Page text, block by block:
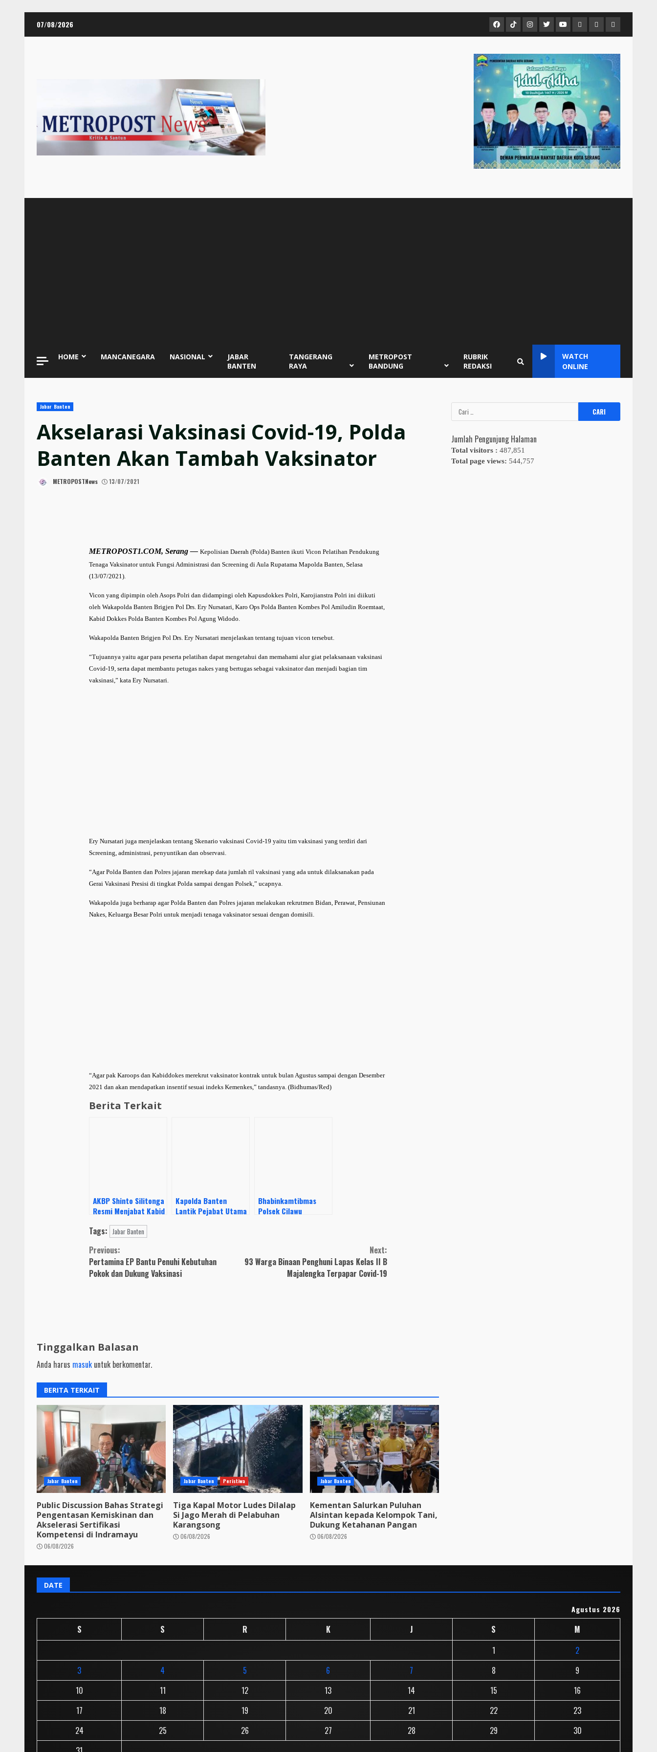
07/08/2026 FacebookTiktok
Metropostnews
Group
Instagram
TwitterYoutubeMCTVVIDEO
NEWS
MUSIC
Player
Embed
HOME MANCANEGARA NASIONAL
JABAR
BANTEN
TANGERANG
RAYA
METROPOST
BANDUNG
RUBRIK
REDAKSI
WATCH
ONLINE
Jabar Banten
Akselarasi Vaksinasi Covid-19, Polda
Banten Akan Tambah Vaksinator
METROPOSTNews 13/07/2021
METROPOST1.COM, Serang — Kepolisian Daerah (Polda) Banten ikuti Vicon Pelatihan Pendukung
Tenaga Vaksinator untuk Fungsi Administrasi dan Screening di Aula Rupatama Mapolda Banten, Selasa
(13/07/2021).
Vicon yang dipimpin oleh Asops Polri dan didampingi oleh Kapusdokkes Polri, Karojianstra Polri ini diikuti
oleh Wakapolda Banten Brigjen Pol Drs. Ery Nursatari, Karo Ops Polda Banten Kombes Pol Amiludin Roemtaat,
Kabid Dokkes Polda Banten Kombes Pol Agung Widodo.
Wakapolda Banten Brigjen Pol Drs. Ery Nursatari menjelaskan tentang tujuan vicon tersebut.
“Tujuannya yaitu agar para peserta pelatihan dapat mengetahui dan memahami alur giat pelaksanaan vaksinasi
Covid-19, serta dapat membantu petugas nakes yang bertugas sebagai vaksinator dan menjadi bagian tim
vaksinasi,” kata Ery Nursatari.
Ery Nursatari juga menjelaskan tentang Skenario vaksinasi Covid-19 yaitu tim vaksinasi yang terdiri dari
Screening, administrasi, penyuntikan dan observasi.
“Agar Polda Banten dan Polres jajaran merekap data jumlah ril vaksinasi yang ada untuk dilaksanakan pada
Gerai Vaksinasi Presisi di tingkat Polda sampai dengan Polsek,” ucapnya.
Wakapolda juga berharap agar Polda Banten dan Polres jajaran melakukan rekrutmen Bidan, Perawat, Pensiunan
Nakes, Keluarga Besar Polri untuk menjadi tenaga vaksinator sesuai dengan domisili.
“Agar pak Karoops dan Kabiddokes merekrut vaksinator kontrak untuk bulan Agustus sampai dengan Desember
2021 dan akan mendapatkan insentif sesuai indeks Kemenkes,” tandasnya. (Bidhumas/Red)
Berita Terkait
AKBP Shinto Silitonga
Resmi Menjabat Kabid
Kapolda Banten
Lantik Pejabat Utama
Bhabinkamtibmas
Polsek Cilawu
Tags: Jabar Banten
Continue
Reading
Previous:
Pertamina EP Bantu Penuhi Kebutuhan
Pokok dan Dukung Vaksinasi
Next:
93 Warga Binaan Penghuni Lapas Kelas II B
Majalengka Terpapar Covid-19
Tinggalkan Balasan
Anda harus masuk untuk berkomentar.
BERITA TERKAIT
Jabar Banten
Public Discussion Bahas Strategi
Pengentasan Kemiskinan dan
Akselerasi Sertifikasi
Kompetensi di Indramayu
06/08/2026
Jabar Banten Peristiwa
Tiga Kapal Motor Ludes Dilalap
Si Jago Merah di Pelabuhan
Karangsong
06/08/2026
Jabar Banten
Kementan Salurkan Puluhan
Alsintan kepada Kelompok Tani,
Dukung Ketahanan Pangan
06/08/2026
Cari
untuk:
Jumlah Pengunjung Halaman
Total visitors :487,851
Total page views: 544,757
DATE
Agustus 2026
S S R K J S
M
1
2
3
4 5 6 7 8
9
10
11 12 13 14 15
16
17
18 19 20 21 22
23
24
25 26 27 28 29
30